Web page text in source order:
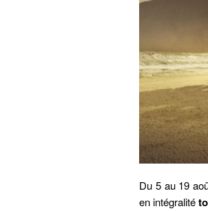
Du 5 au 19
en intégralité